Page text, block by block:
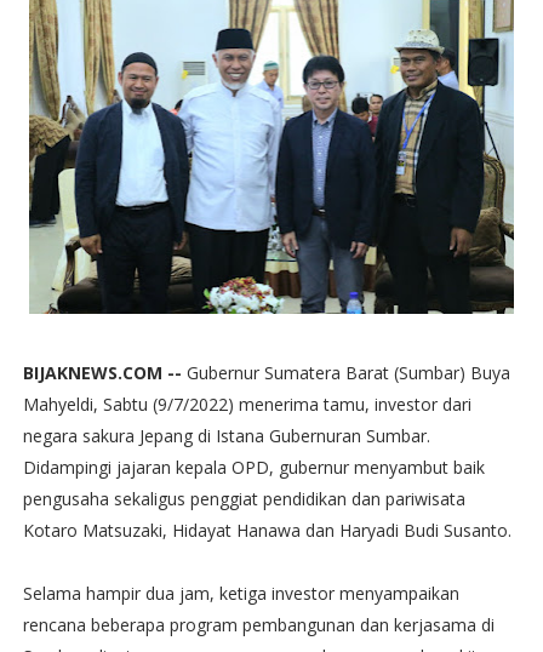
BIJAKNEWS.COM -- Gubernur Sumatera Barat (Sumbar) Buya
Mahyeldi, Sabtu (9/7/2022) menerima tamu, investor dari
negara sakura Jepang di Istana Gubernuran Sumbar.
Didampingi jajaran kepala OPD, gubernur menyambut baik
pengusaha sekaligus penggiat pendidikan dan pariwisata
Kotaro Matsuzaki, Hidayat Hanawa dan Haryadi Budi Susanto.
Selama hampir dua jam, ketiga investor menyampaikan
rencana beberapa program pembangunan dan kerjasama di